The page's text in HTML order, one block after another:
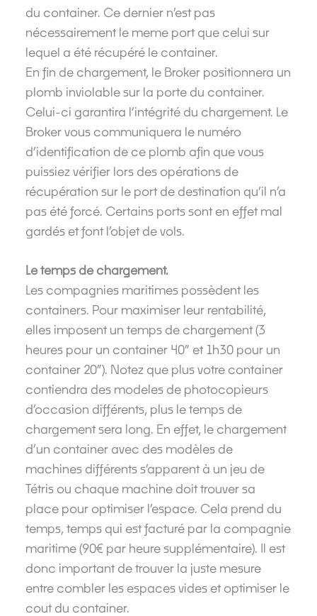
du container. Ce dernier n’est pas
nécessairement le meme port que celui sur
lequel a été récupéré le container.
En fin de chargement, le Broker positionnera un
plomb inviolable sur la porte du container.
Celui-ci garantira l’intégrité du chargement. Le
Broker vous communiquera le numéro
d’identification de ce plomb afin que vous
puissiez vérifier lors des opérations de
récupération sur le port de destination qu’il n’a
pas été forcé. Certains ports sont en effet mal
gardés et font l’objet de vols.
Le temps de chargement.
Les compagnies maritimes possèdent les
containers. Pour maximiser leur rentabilité,
elles imposent un temps de chargement (3
heures pour un container 40” et 1h30 pour un
container 20”). Notez que plus votre container
contiendra des modeles de photocopieurs
d’occasion différents, plus le temps de
chargement sera long. En effet, le chargement
d’un container avec des modèles de
machines différents s’apparent à un jeu de
Tétris ou chaque machine doit trouver sa
place pour optimiser l’espace. Cela prend du
temps, temps qui est facturé par la compagnie
maritime (90€ par heure supplémentaire). Il est
donc important de trouver la juste mesure
entre combler les espaces vides et optimiser le
cout du container.